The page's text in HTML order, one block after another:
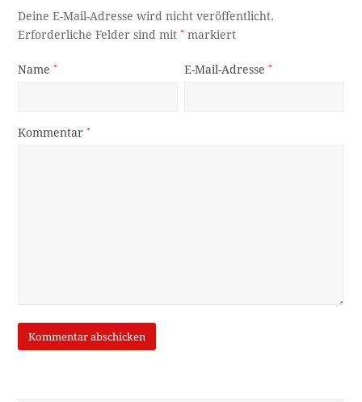
Deine E-Mail-Adresse wird nicht veröffentlicht.
Erforderliche Felder sind mit* markiert
Name* E-Mail-Adresse*
Kommentar*